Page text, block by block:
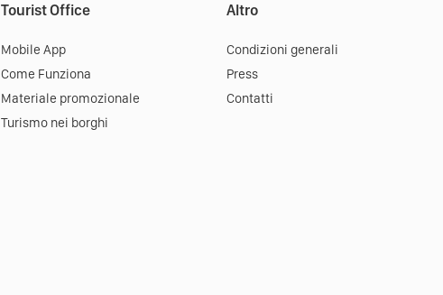
Tourist Office
Mobile App
Come Funziona
Materiale promozionale
Turismo nei borghi
Altro
Condizioni generali
Press
Contatti